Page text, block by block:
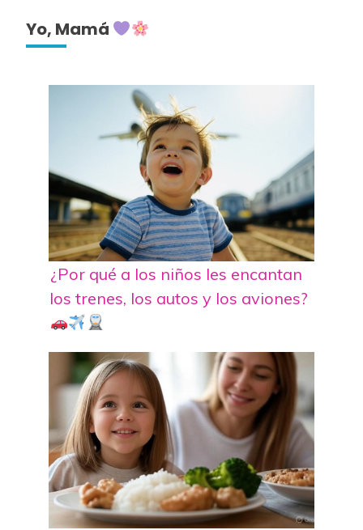
Yo, Mamá
¿Por qué a los niños les encantan
los trenes, los autos y los aviones?